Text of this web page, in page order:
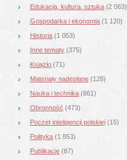
Edukacja, kultura, sztuka (2 063)
Gospodarka i ekonomia (1 120)
Historia (1 053)
Inne tematy (375)
Książki (71)
Materiały nadesłane (128)
Nauka i technika (861)
Obronność (473)
Poczet inteligencji polskiej (15)
Polityka (1 853)
Publikacje (87)